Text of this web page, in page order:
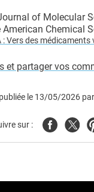
of Molecular
Chemical
: Vers des
et partager vos
le 13/05/2026 par
sur : FacebookTwitter